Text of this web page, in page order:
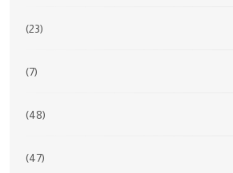
(23)
(7)
(48)
(47)